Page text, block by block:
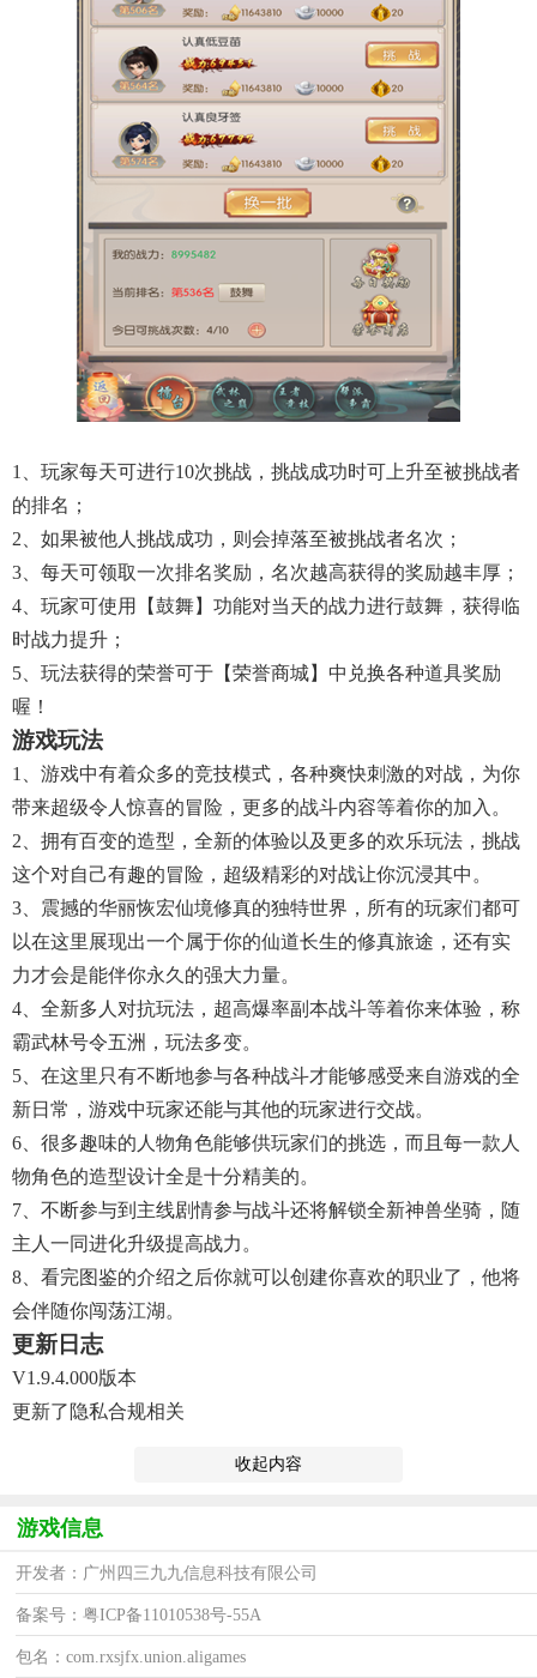
1、玩家每天可进行10次挑战，挑战成功时可上升至被挑战者
的排名；
2、如果被他人挑战成功，则会掉落至被挑战者名次；
3、每天可领取一次排名奖励，名次越高获得的奖励越丰厚；
4、玩家可使用【鼓舞】功能对当天的战力进行鼓舞，获得临
时战力提升；
5、玩法获得的荣誉可于【荣誉商城】中兑换各种道具奖励
喔！
游戏玩法
1、游戏中有着众多的竞技模式，各种爽快刺激的对战，为你
带来超级令人惊喜的冒险，更多的战斗内容等着你的加入。
2、拥有百变的造型，全新的体验以及更多的欢乐玩法，挑战
这个对自己有趣的冒险，超级精彩的对战让你沉浸其中。
3、震撼的华丽恢宏仙境修真的独特世界，所有的玩家们都可
以在这里展现出一个属于你的仙道长生的修真旅途，还有实
力才会是能伴你永久的强大力量。
4、全新多人对抗玩法，超高爆率副本战斗等着你来体验，称
霸武林号令五洲，玩法多变。
5、在这里只有不断地参与各种战斗才能够感受来自游戏的全
新日常，游戏中玩家还能与其他的玩家进行交战。
6、很多趣味的人物角色能够供玩家们的挑选，而且每一款人
物角色的造型设计全是十分精美的。
7、不断参与到主线剧情参与战斗还将解锁全新神兽坐骑，随
主人一同进化升级提高战力。
8、看完图鉴的介绍之后你就可以创建你喜欢的职业了，他将
会伴随你闯荡江湖。
更新日志
V1.9.4.000版本
更新了隐私合规相关
收起内容
游戏信息
开发者：广州四三九九信息科技有限公司
备案号：粤ICP备11010538号-55A
包名：com.rxsjfx.union.aligames